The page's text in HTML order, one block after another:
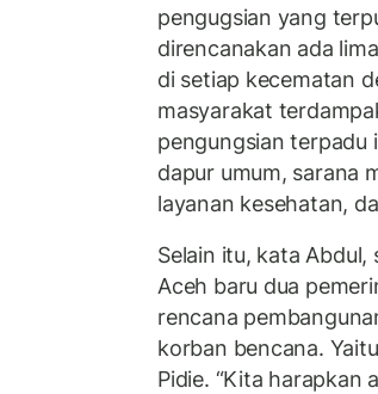
pengugsian yang
direncanakan ada
di setiap kecematan
masyarakat
pengungsian terpadu
dapur umum, sarana
layanan kesehatan,
Selain itu, kata Abdul,
Aceh baru dua
rencana
korban bencana.
Pidie. “Kita harapkan